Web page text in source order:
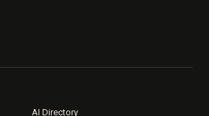
AI Directory